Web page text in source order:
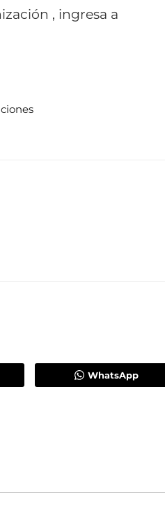
, ingresa a
WhatsApp